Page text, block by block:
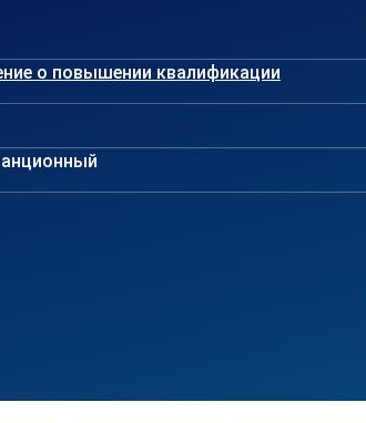
о повышении квалификации